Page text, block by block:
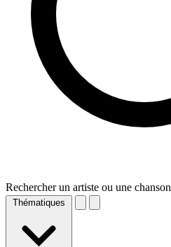
Rechercher un artiste ou une chanson
Thématiques